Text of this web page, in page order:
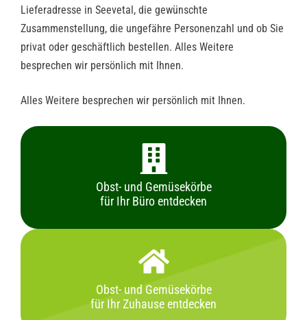
Lieferadresse in Seevetal, die gewünschte
Zusammenstellung, die ungefähre Personenzahl und ob Sie
privat oder geschäftlich bestellen. Alles Weitere
besprechen wir persönlich mit Ihnen.
Alles Weitere besprechen wir persönlich mit Ihnen.
Obst- und Gemüsekörbe
für Ihr Büro entdecken
Obst- und Gemüsekörbe
für Ihr Zuhause entdecken